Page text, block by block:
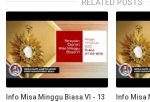
RELATED POSTS
Info Misa Minggu Biasa VI - 13
Info Misa